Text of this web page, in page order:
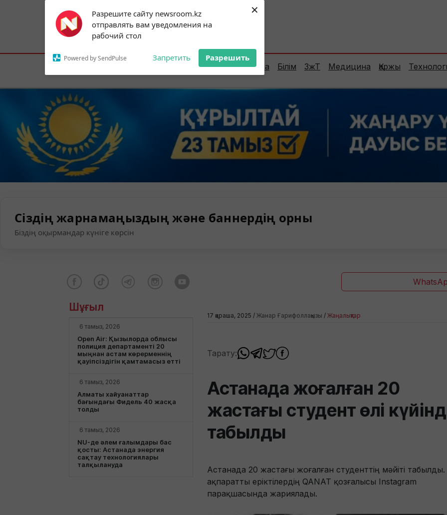
Разрешите сайту newsroom.kz
отправлять вам уведомления на
рабочий стол
Powered by SendPulse Запретить Разрешить
×
Subscribe to our
notifications!
To enable permission prompts, click on
the notification icon
Астана:17°C Алматы:21°C Шымкент:
Елорда Сараптама Білім ЗжТ Медицина Қаржы
Сіздің жарнамаңыздың және баннердің орны
Біздің оқырмандар күніге көрсін
Шұғыл
6 тамыз, 2026
Open Air: Қызылорда облысы
полиция департаменті 20
мыңнан астам көрерменнің
қауіпсіздігін қамтамасыз етті
6 тамыз, 2026
Алматы хайуанаттар
бағындағы Фидель 40 жасқа
толды
6 тамыз, 2026
NU-де әлем ғалымдары бас
қосты: Астанада энергия
сақтау технологиялары
талқылануда
17 қараша, 2025 / Жанар Ғарифоллақызы / Жаңалықтар
Тарату:
Астанада жоғалған 20
жастағы студент өлі
табылды
Астанада 20 жастағы жоғалған студенттің мәйіті
ақпаратты еріктілердің QANAT қозғалысы Instagram
парақшасында жариялады.